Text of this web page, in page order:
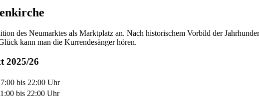
des Neumarktes als Marktplatz an. Nach historischem Vorbild der
kann man die Kurrendesänger hören.
2025/26
bis 22:00 Uhr
bis 22:00 Uhr